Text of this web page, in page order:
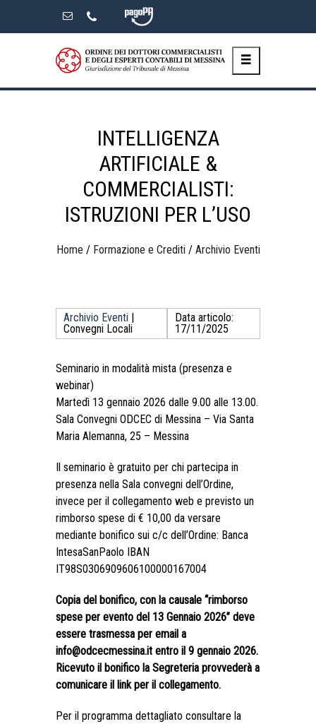
INTELLIGENZA
ARTIFICIALE &
COMMERCIALISTI:
ISTRUZIONI PER L’USO
Home / Formazione e Crediti / Archivio Eventi
Archivio Eventi
Convegni Locali
Data articolo:
17/11/2025
Seminario in modalità mista (presenza e
webinar)
Martedì 13 gennaio 2026 dalle 9.00 alle 13.00.
Sala Convegni ODCEC di Messina – Via Santa
Maria Alemanna, 25 – Messina
Il seminario è gratuito per chi partecipa in
presenza nella Sala convegni dell’Ordine,
invece per il collegamento web e previsto un
rimborso spese di € 10,00 da versare
mediante bonifico sui c/c dell’Ordine: Banca
IntesaSanPaolo IBAN
IT98S0306909606100000167004
Copia del bonifico, con la causale “rimborso
spese per evento del 13 Gennaio 2026” deve
essere trasmessa per email a
info@odcecmessina.it entro il 9 gennaio 2026.
Ricevuto il bonifico la Segreteria provvederà a
comunicare il link per il collegamento.
Per il programma dettagliato consultare la